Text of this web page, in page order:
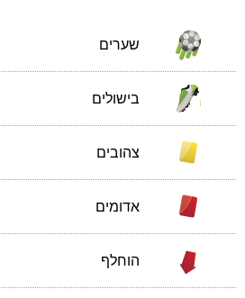
שערים
בישולים
צהובים
אדומים
הוחלף